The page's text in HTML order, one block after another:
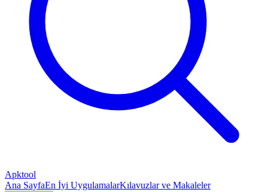
Apktool
Ana SayfaEn İyi UygulamalarKılavuzlar ve Makaleler